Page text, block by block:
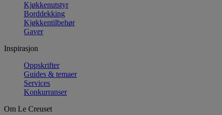
Kjøkkenutstyr
Borddekking
Kjøkkentilbehør
Gaver
Inspirasjon
Oppskrifter
Guides & temaer
Services
Konkurranser
Om Le Creuset